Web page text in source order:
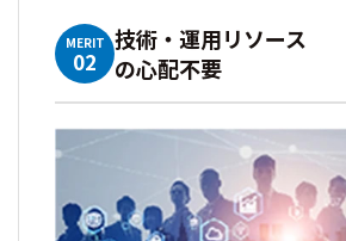
MERIT
02
技術・運用リソース
の心配不要